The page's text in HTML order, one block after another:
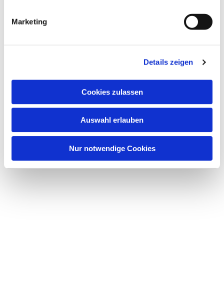
Marketing
Details zeigen
Cookies zulassen
Auswahl erlauben
Nur notwendige Cookies